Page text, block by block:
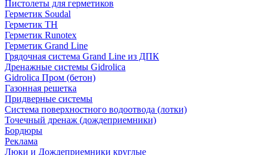
Пистолеты для герметиков
Герметик Soudal
Герметик ТН
Герметик Runotex
Герметик Grand Line
Грядочная система Grand Line из ДПК
Дренажные системы Gidrolica
Gidrolica Пром (бетон)
Газонная решетка
Придверные системы
Система поверхностного водоотвода (лотки)
Точечный дренаж (дождеприемники)
Бордюры
Рекламa
Люки и Дождеприемники круглые